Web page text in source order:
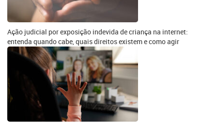
Ação judicial por exposição indevida de criança na internet:
entenda quando cabe, quais direitos existem e como agir